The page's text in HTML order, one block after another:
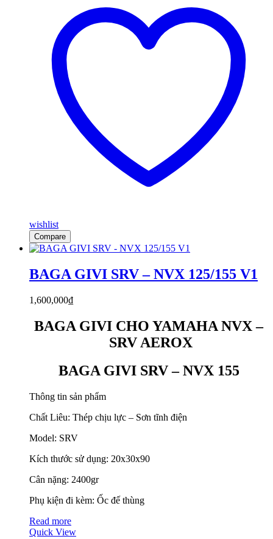
wishlist
Compare
BAGA GIVI SRV – NVX 125/155 V1
1,600,000₫
BAGA GIVI CHO YAMAHA NVX –
SRV AEROX
BAGA GIVI SRV – NVX 155
Thông tin sản phẩm
Chất Liêu: Thép chịu lực – Sơn tĩnh điện
Model: SRV
Kích thước sử dụng: 20x30x90
Cân nặng: 2400gr
Phụ kiện đi kèm: Ốc đế thùng
Read more
Quick View